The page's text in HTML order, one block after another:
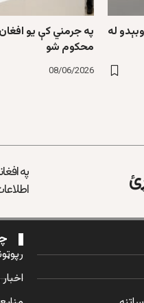
له
په جرمني کې یو
محکوم شو
08/06/2026
په